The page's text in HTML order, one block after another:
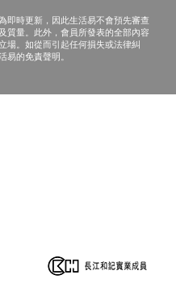
即時更新，因此生活易不會預先審查
質量。此外，會員所發表的全部內容
場。如從而引起任何損失或法律糾
的免責聲明。